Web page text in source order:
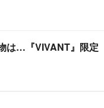
は…『VIVANT』限定